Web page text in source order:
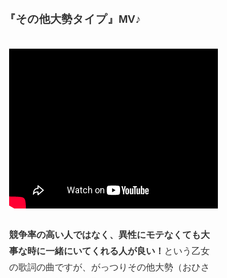
『その他大勢タイプ』MV♪
競争率の高い人ではなく、異性にモテなくても大
事な時に一緒にいてくれる人が良い！ という乙女
の歌詞の曲ですが、がっつりその他大勢（おひさ